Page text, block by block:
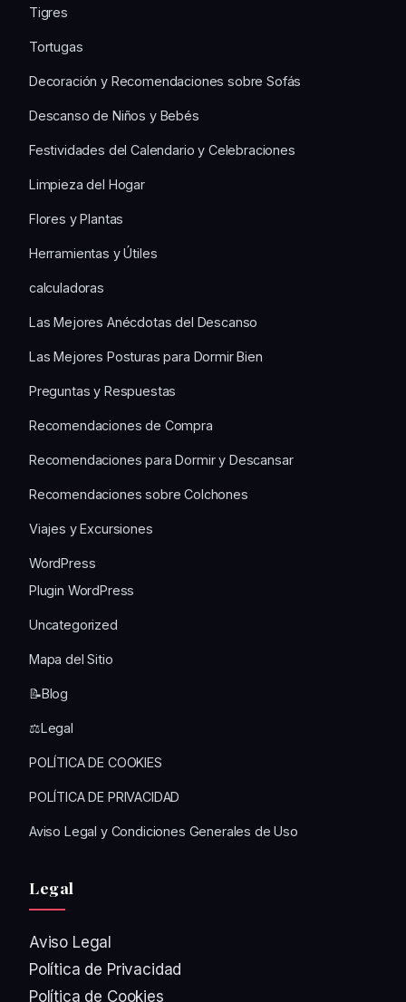
Tigres
Tortugas
Decoración y Recomendaciones sobre Sofás
Descanso de Niños y Bebés
Festividades del Calendario y Celebraciones
Limpieza del Hogar
Flores y Plantas
Herramientas y Útiles
calculadoras
Las Mejores Anécdotas del Descanso
Las Mejores Posturas para Dormir Bien
Preguntas y Respuestas
Recomendaciones de Compra
Recomendaciones para Dormir y Descansar
Recomendaciones sobre Colchones
Viajes y Excursiones
WordPress
Plugin WordPress
Uncategorized
Mapa del Sitio
📝Blog
⚖️Legal
POLÍTICA DE COOKIES
POLÍTICA DE PRIVACIDAD
Aviso Legal y Condiciones Generales de Uso
Legal
Aviso Legal
Política de Privacidad
Política de Cookies